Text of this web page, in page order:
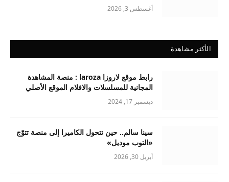
أغسطس 3, 2026
الأكثر مشاهدة
رابط موقع لاروزا laroza : منصة المشاهدة
المجانية للمسلسلات والافلام الموقع الأصلي
ديسمبر 17, 2024
سينا سالم.. حين تتحول الكاميرا إلى منصة تتوّج
«التوب موديل»
أبريل 30, 2026